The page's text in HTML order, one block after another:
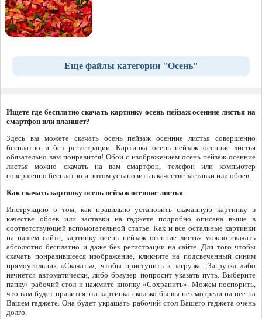
Еще файлы категории "Осень"
Ищете где бесплатно скачать картинку осень пейзаж осенние листья на
смартфон или планшет?
Здесь вы можете скачать осень пейзаж осенние листья совершенно
бесплатно и без регистрации. Картинка осень пейзаж осенние листья
обязательно вам понравится! Обои с изображением осень пейзаж осенние
листья можно скачать на вам смартфон, телефон или компьютер
совершенно бесплатно и потом установить в качестве заставки или обоев.
Как скачать картинку осень пейзаж осенние листья
Инструкцию о том, как правильно установить скачанную картинку в
качестве обоев или заставки на гаджете подробно описана выше в
соответствующей вспомогательной статье. Как и все остальные картинки
на нашем сайте, картинку осень пейзаж осенние листья можно скачать
абсолютно бесплатно и даже без регистрации на сайте. Для того чтобы
скачать понравившееся изображение, кликните на подсвеченный синим
прямоугольник «Скачать», чтобы приступить к загрузке. Загрузка либо
начнется автоматически, либо браузер попросит указать путь. Выберите
папку/ рабочий стол и нажмите кнопку «Сохранить». Можем поспорить,
что вам будет нравится эта картинка сколько бы вы не смотрели на нее на
Вашем гаджете. Она будет украшать рабочий стол Вашего гаджета очень
долго.